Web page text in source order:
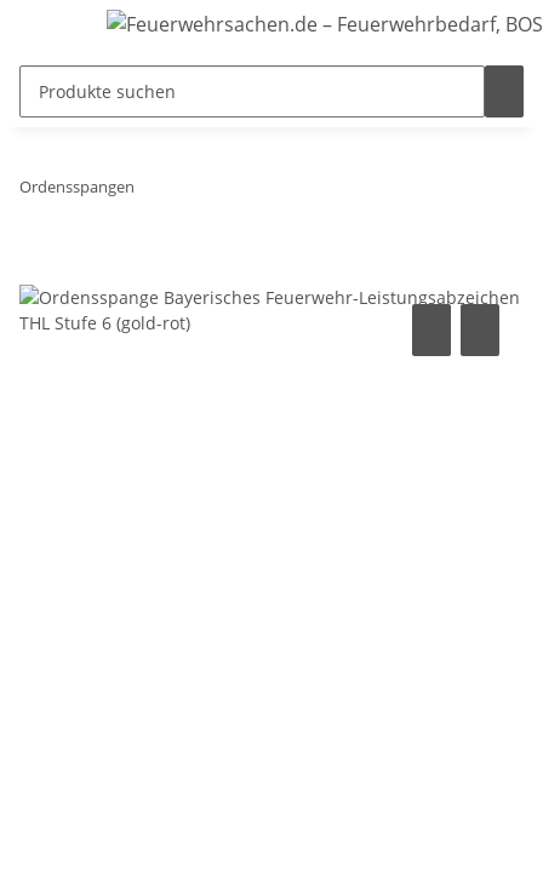
Ordensspangen